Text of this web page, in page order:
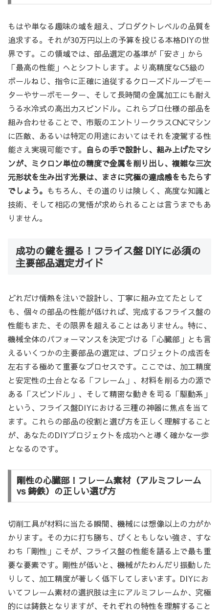
もはや単なる趣味の域を超え、プロダクトレベルの品質を
追求する。それが30万円以上の予算を投じる本格DIYの世
界です。この領域では、部品選定の基準が「安さ」から
「最高の性能」へとシフトします。より高精度なC5級の
ボールねじ、指令に正確に追従するクローズドループモー
ターやサーボモーター、そして長時間の金属加工にも耐え
うる水冷式の高出力スピンドル。これらプロ仕様の部品を
組み合わせることで、市販のエントリークラスCNCマシン
に匹敵、あるいは特定の用途においてはそれを凌駕する性
能さえ実現可能です。 自らの手で設計し、組み上げたマシ
ンが、ミクロン単位の精度で金属を削り出し、複雑な三次
元形状を生み出す光景は、まさに究極の達成感をもたらす
でしょう。 もちろん、その道のりは険しく、高度な知識と
技術、そして相応の覚悟が求められることは言うまでもあ
りません。
成功の鍵を握る！フライス盤 DIYに必須の
主要部品選定ガイド
どれだけ情熱を注いで設計し、丁寧に組み立てたとして
も、個々の部品の性能が低ければ、完成するフライス盤の
性能もまた、その限界を超えることはありません。特に、
機械全体のパフォーマンスを決定づける「心臓部」とも言
えるいくつかの主要部品の選定は、プロジェクトの成否を
左右する極めて重要なプロセスです。ここでは、加工精度
と安定性の土台となる「フレーム」、材料を削る力の源で
ある「スピンドル」、そして精密な動きを司る「駆動系」
という、フライス盤DIYにおける三種の神器に焦点を当て
ます。これらの部品の役割と選び方を正しく理解すること
が、あなたのDIYプロジェクトを成功へと導く確かな一歩
となるのです。
剛性の心臓部！フレーム素材（アルミフレーム
vs 鋳鉄）の正しい選び方
切削工具が材料に当たる瞬間、機械には想像以上の力がか
かります。その力に打ち勝ち、びくともしない強さ、すな
わち「剛性」こそが、フライス盤の性能を語る上で最も重
要な要素です。剛性が低いと、機械がたわんだり振動した
りして、加工精度が著しく低下してしまいます。DIYにお
いてフレーム素材の選択肢は主にアルミフレームか、究極
的には鋳鉄となりますが、それぞれの特性を理解すること